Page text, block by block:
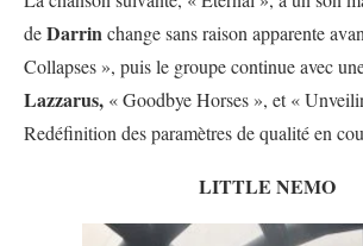
deDarrinchange sans raison apparente
Collapses », puis le groupe continue avec
Lazzarus, « Goodbye Horses », et «
Redéfinition des paramètres de qualité en
LITTLE NEMO